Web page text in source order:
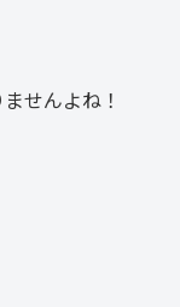
せんよね！